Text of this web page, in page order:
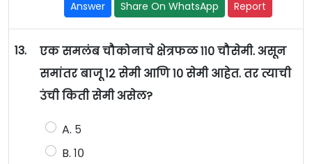
Answer Share On WhatsApp Report
13.
एक समलंब चौकोनाचे क्षेत्रफळ ११० चौसेमी. असून
समांतर बाजू १२ सेमी आणि १० सेमी आहेत. तर त्याची
उंची किती सेमी असेल?
A. ५
B. १०